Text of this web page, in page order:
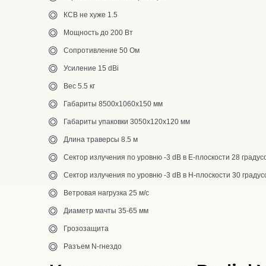
КСВ не хуже 1.5
Мощность до 200 Вт
Сопротивление 50 Ом
Усиление 15 dBi
Вес 5.5 кг
Габариты 8500х1060х150 мм
Габариты упаковки 3050х120х120 мм
Длина траверсы 8.5 м
Сектор излучения по уровню -3 dB в Е-плоскости 28
Сектор излучения по уровню -3 dB в Н-плоскости 30
Ветровая нагрузка 25 м/с
Диаметр мачты 35-65 мм
Грозозащита
Разъем N-гнездо